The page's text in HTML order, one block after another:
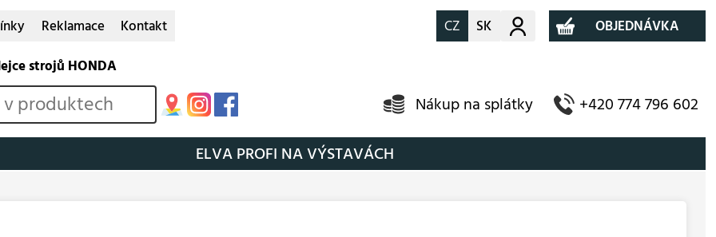
Reklamace Kontakt CZ SK Můj účet OBJEDNÁVKA
strojů HONDA
Nákup na splátky
+420 774 796 602
ELVA PROFI NA VÝSTAVÁCH